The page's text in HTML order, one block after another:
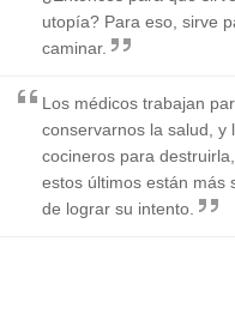
utopía? Para eso, sirve
caminar.
Los médicos trabajan
conservarnos la salud, y
cocineros para
estos últimos están más
de lograr su intento.